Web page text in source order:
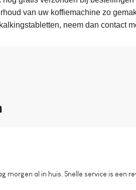
van uw koffiemachine zo
neem dan contact
al in huis. Snelle service is een